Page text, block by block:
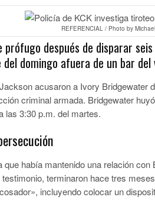
REFERENCIAL / Photo by
prófugo después de disparar
domingo afuera de un bar
acusaron a Ivory
criminal armada. Bridgewater
las 3:30 p.m. del martes.
que había mantenido una relación
terminaron hace tres
incluyendo colocar un